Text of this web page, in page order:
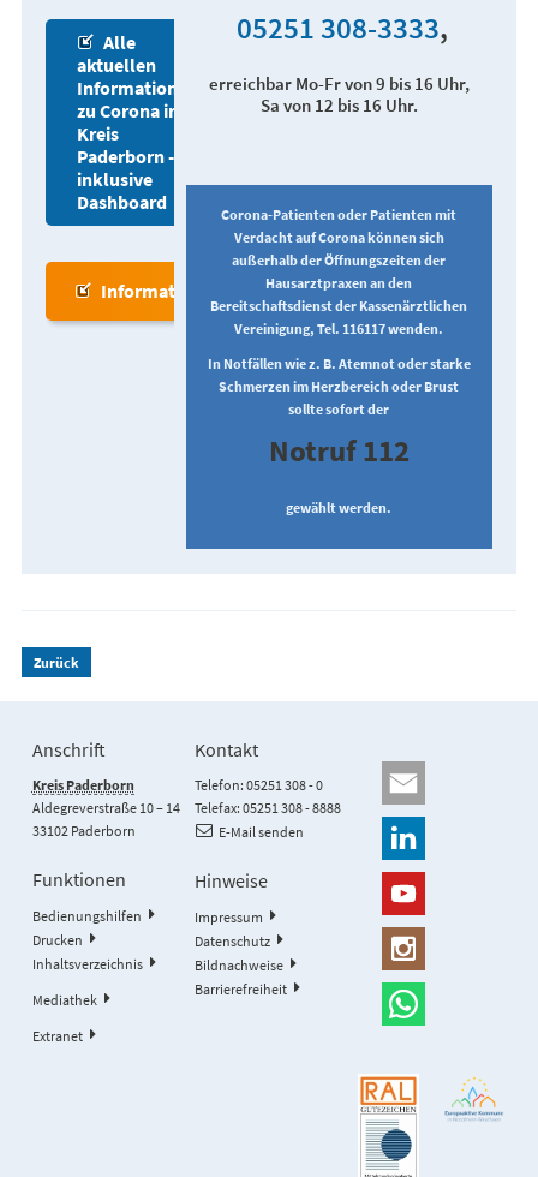
Alle
aktuellen
Informationen
zu Corona im
Kreis
Paderborn -
inklusive
Dashboard
Informationen zum Impfen
05251 308-3333,
erreichbar Mo-Fr von 9 bis 16 Uhr,
Sa von 12 bis 16 Uhr.
Corona-Patienten oder Patienten mit
Verdacht auf Corona können sich
außerhalb der Öffnungszeiten der
Hausarztpraxen an den
Bereitschaftsdienst der Kassenärztlichen
Vereinigung, Tel. 116117 wenden.
In Notfällen wie z. B. Atemnot oder starke
Schmerzen im Herzbereich oder Brust
sollte sofort der
Notruf 112
gewählt werden.
Zurück
Anschrift
Kreis Paderborn
Aldegreverstraße 10 – 14
33102 Paderborn
Kontakt
Telefon: 05251 308 - 0
Telefax: 05251 308 - 8888
E-Mail senden
Funktionen
Bedienungshilfen
Drucken
Inhaltsverzeichnis
Mediathek
Extranet
Hinweise
Impressum
Datenschutz
Bildnachweise
Barrierefreiheit